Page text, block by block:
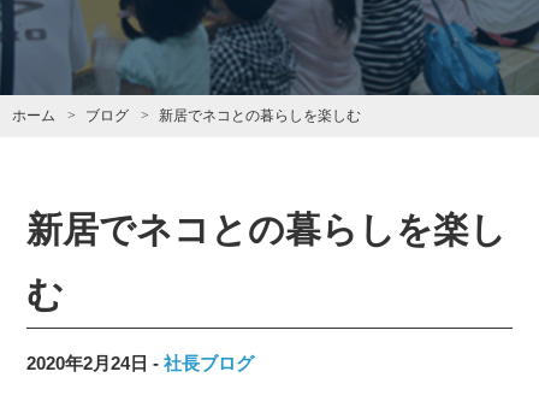
ホーム ブログ 新居でネコとの暮らしを楽しむ
新居でネコとの暮らしを楽し
む
2020年2月24日 社長ブログ